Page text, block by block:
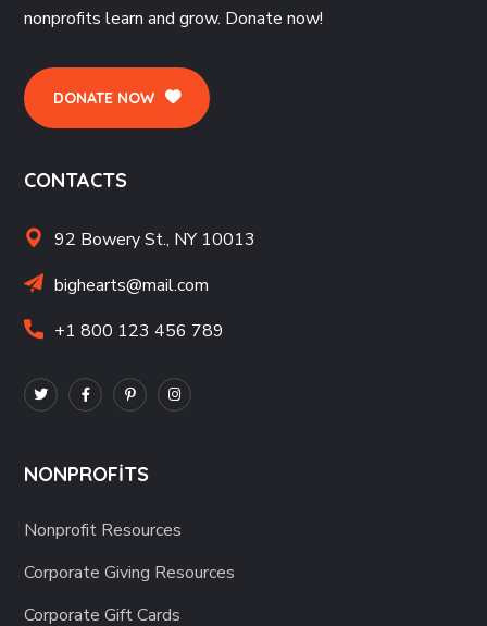
nonprofits learn and grow. Donate now!
DONATE NOW
CONTACTS
92 Bowery St., NY 10013
bighearts@mail.com
+1 800 123 456 789
NONPROFITS
Nonprofit Resources
Corporate Giving Resources
Corporate Gift Cards